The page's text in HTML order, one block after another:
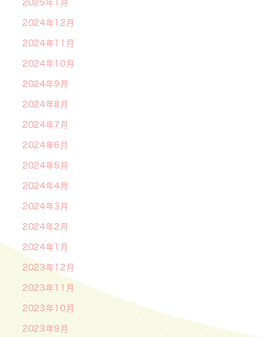
2025年1月
2024年12月
2024年11月
2024年10月
2024年9月
2024年8月
2024年7月
2024年6月
2024年5月
2024年4月
2024年3月
2024年2月
2024年1月
2023年12月
2023年11月
2023年10月
2023年9月